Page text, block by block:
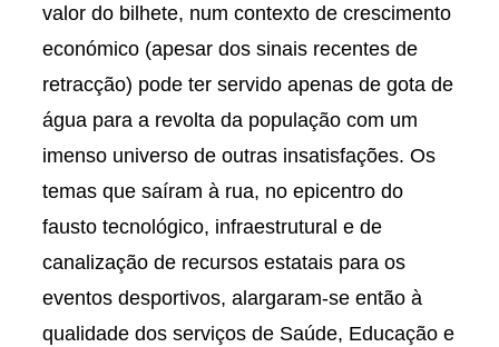
valor do bilhete, num contexto de crescimento
económico (apesar dos sinais recentes de
retracção) pode ter servido apenas de gota de
água para a revolta da população com um
imenso universo de outras insatisfações. Os
temas que saíram à rua, no epicentro do
fausto tecnológico, infraestrutural e de
canalização de recursos estatais para os
eventos desportivos, alargaram-se então à
qualidade dos serviços de Saúde, Educação e